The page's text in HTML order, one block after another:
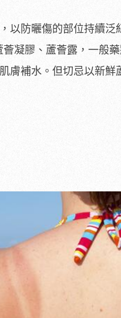
以防曬傷的部位持續泛
凝膠、蘆薈露，一般
膚補水。但切忌以新鮮